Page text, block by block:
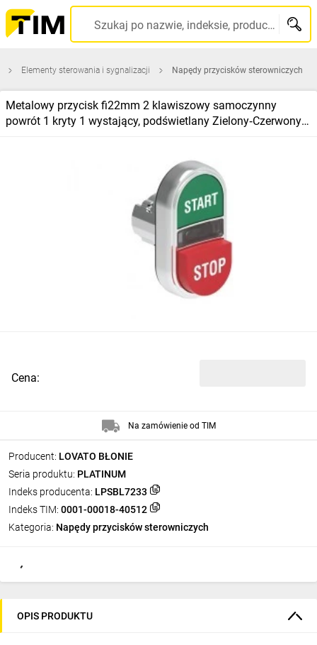
Szukaj po nazwie, indeksie, producencie, kodzie kreskowym...
Elementy sterowania i sygnalizacji Napędy przycisków sterowniczych
Metalowy przycisk fi22mm 2 klawiszowy samoczynny
powrót 1 kryty 1 wystający, podświetlany Zielony‑Czerwony
Producent: LOVATO BŁONIE
Seria produktu: PLATINUM
Indeks producenta: LPSBL7233
Indeks TIM: 0001-00018-40512
Kategoria: Napędy przycisków sterowniczych
Cena:
Na zamówienie od TIM
OPIS PRODUKTU